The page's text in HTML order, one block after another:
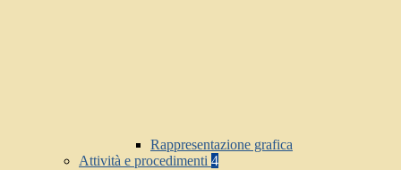
Rappresentazione grafica
Attività e procedimenti 4